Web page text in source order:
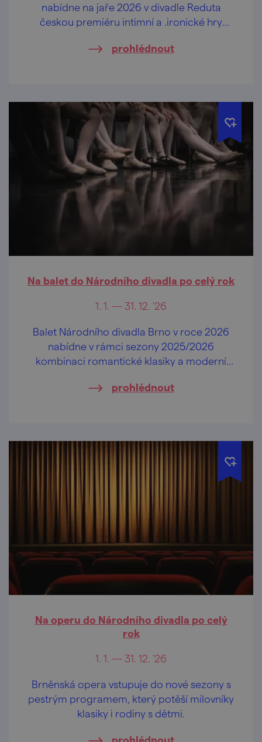
nabídne na jaře 2026 v divadle Reduta
českou premiéru intimní a .ironické hry
prohlédnout
Na balet do Národního divadla po celý rok
1. 1. — 31. 12. '26
Balet Národního divadla Brno v roce 2026
nabídne v rámci sezony 2025/2026
kombinaci romantické klasiky a moderní
prohlédnout
Na operu do Národního divadla po celý
rok
1. 1. — 31. 12. '26
Brněnská opera vstupuje do nové sezony s
pestrým programem, který potěší milovníky
klasiky i rodiny s dětmi.
prohlédnout